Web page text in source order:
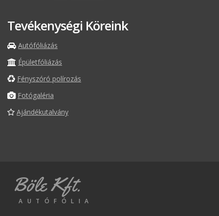
Tevékenységi Köreink
Autófóliázás
Épületfóliázás
Fényszóró polírozás
Fotógaléria
Ajándékutalvány
Böle Kft.
AUTÓFÓLIA